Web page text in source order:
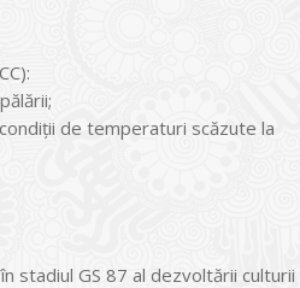
de temperaturi scăzute la
stadiul GS 87 al dezvoltării